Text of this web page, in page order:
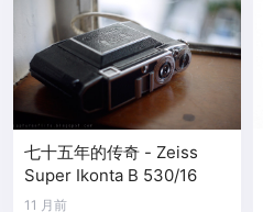
七十五年的传奇 - Zeiss
Super Ikonta B 530/16
11 月前